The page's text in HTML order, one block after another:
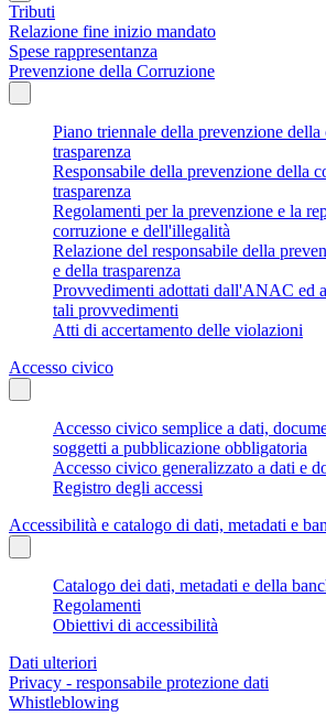
Tributi
Relazione fine inizio mandato
Spese rappresentanza
Prevenzione della Corruzione
Piano triennale della prevenzione della
trasparenza
Responsabile della prevenzione della
trasparenza
Regolamenti per la prevenzione e la
corruzione e dell'illegalità
Relazione del responsabile della
e della trasparenza
Provvedimenti adottati dall'ANAC ed
tali provvedimenti
Atti di accertamento delle violazioni
Accesso civico
Accesso civico semplice a dati,
soggetti a pubblicazione obbligatoria
Accesso civico generalizzato a dati e
Registro degli accessi
Accessibilità e catalogo di dati, metadati e
Catalogo dei dati, metadati e della
Regolamenti
Obiettivi di accessibilità
Dati ulteriori
Privacy - responsabile protezione dati
Whistleblowing